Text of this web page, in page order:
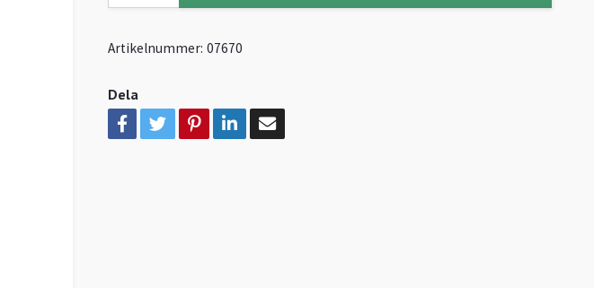
Artikelnummer: 07670
Dela